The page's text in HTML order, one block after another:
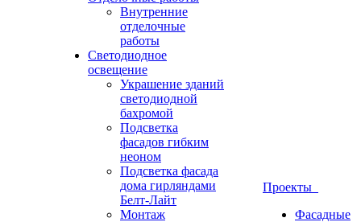
Внутренние
отделочные
работы
Светодиодное
освещение
Украшение зданий
светодиодной
бахромой
Подсветка
фасадов гибким
неоном
Подсветка фасада
дома гирляндами
Белт-Лайт
Монтаж
Проекты
Фасадные